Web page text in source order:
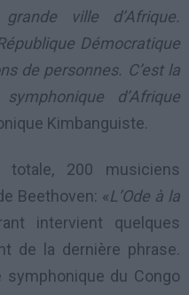
ville d’Afrique.
Démocratique
de personnes. C’est la
d’Afrique
Kimbanguiste.
totale, 200 musiciens
Beethoven: «L’Ode à la
intervient quelques
de la dernière phrase.
du Congo